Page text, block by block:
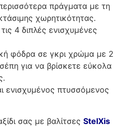
πράγματα με τη
χωρητικότητας.
4 διπλές ενισχυμένες
φόδρα σε γκρι χρώμα με 2
για να βρίσκετε εύκολα
ενισχυμένος πτυσσόμενος
σας με βαλίτσες StelXis